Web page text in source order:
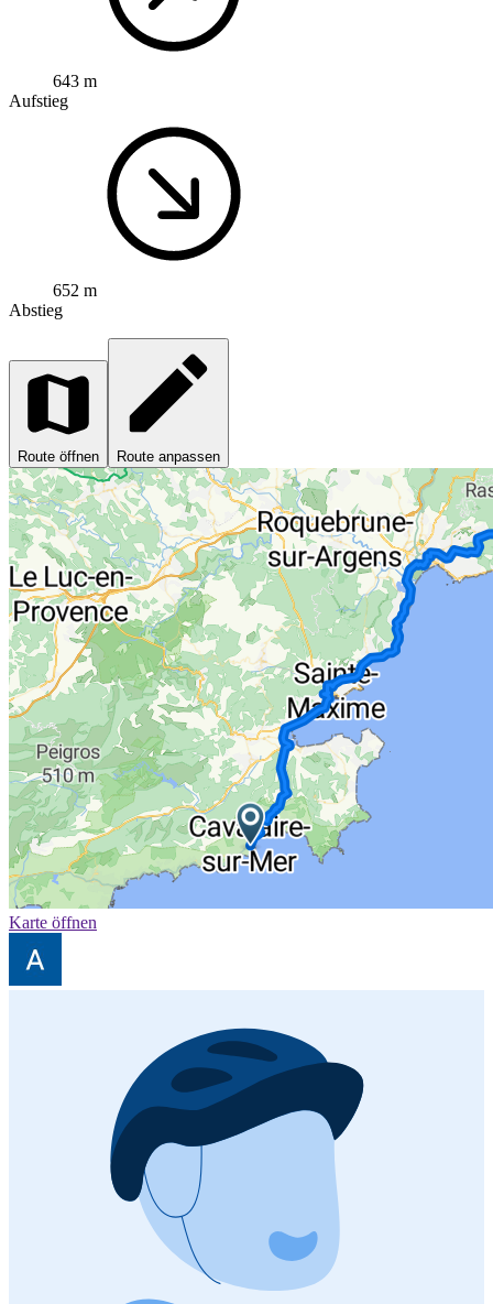
643 m
Aufstieg
652 m
Abstieg
Route öffnen Route anpassen
Karte öffnen